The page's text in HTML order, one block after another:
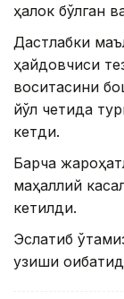
ҳалок бўлган
Дастлабки
ҳайдовчиси
воситасини
йўл четида
кетди.
Барча
маҳаллий
кетилди.
Эслатиб
узиши